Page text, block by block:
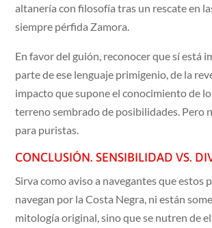
altanería con filosofía tras un rescate en
siempre pérfida Zamora.
En favor del guión, reconocer que sí está
parte de ese lenguaje primigenio, de la
impacto que supone el conocimiento de lo
terreno sembrado de posibilidades. Pero
para puristas.
CONCLUSIÓN. SENSIBILIDAD VS.
Sirva como aviso a navegantes que estos
navegan por la Costa Negra, ni están
mitología original, sino que se nutren de